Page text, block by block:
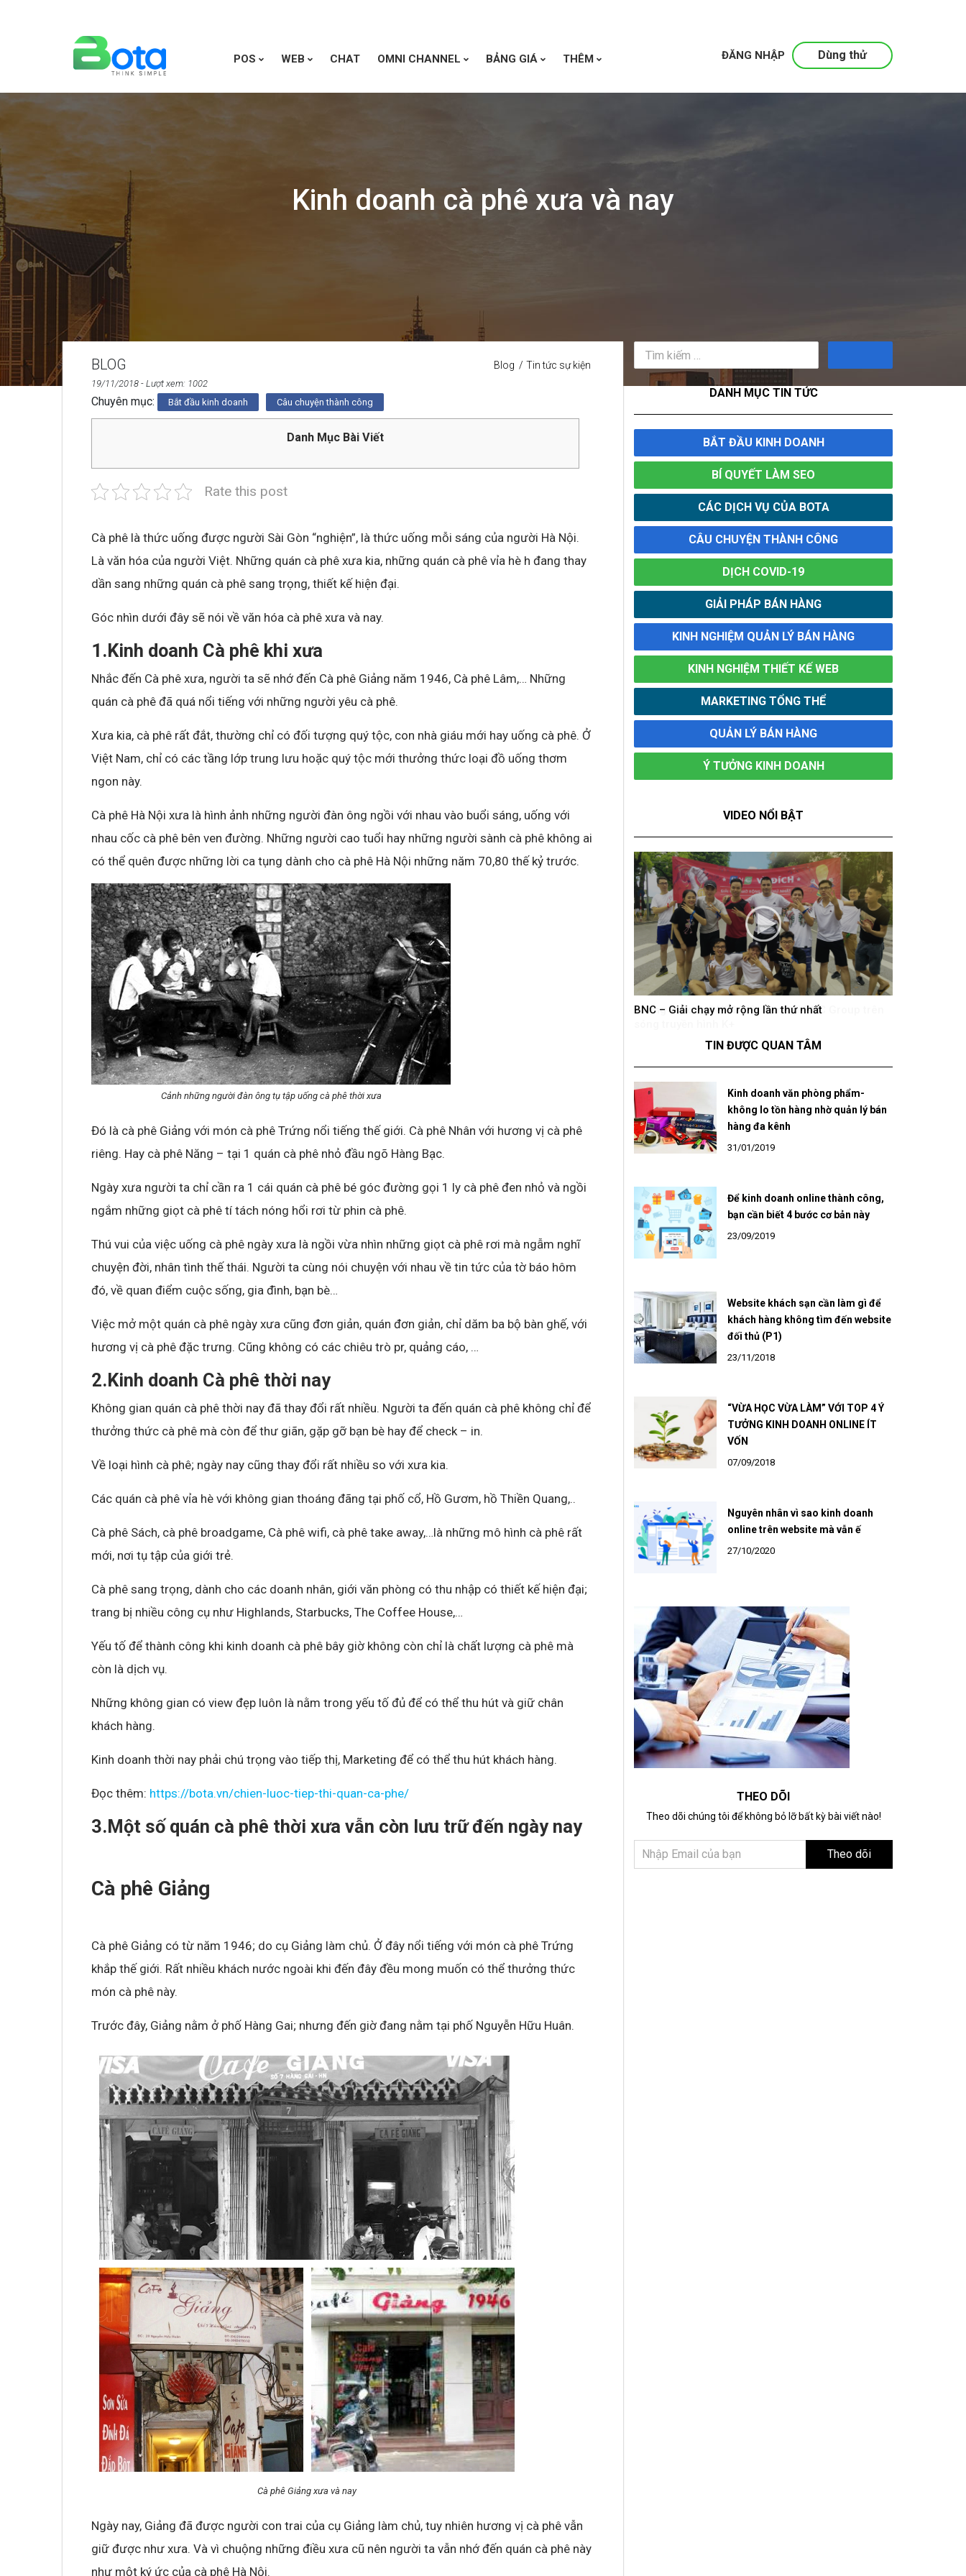
POS WEB CHAT OMNI CHANNEL BẢNG GIÁ THÊM Dùng thử
ĐĂNG NHẬP
Kinh doanh cà phê xưa và nay
BLOG Blog Tin tức sự kiện
19/11/2018 - Lượt xem: 1002
Chuyên mục: Bắt đầu kinh doanh Câu chuyện thành công
Danh Mục Bài Viết
Rate this post
Cà phê là thức uống được người Sài Gòn “nghiện”, là thức uống mỗi sáng của người Hà Nội.
Là văn hóa của người Việt. Những quán cà phê xưa kia, những quán cà phê vỉa hè h đang thay
dần sang những quán cà phê sang trọng, thiết kế hiện đại.
Góc nhìn dưới đây sẽ nói về văn hóa cà phê xưa và nay.
1.Kinh doanh Cà phê khi xưa
Nhắc đến Cà phê xưa, người ta sẽ nhớ đến Cà phê Giảng năm 1946, Cà phê Lâm,… Những
quán cà phê đã quá nổi tiếng với những người yêu cà phê.
Xưa kia, cà phê rất đắt, thường chỉ có đối tượng quý tộc, con nhà giáu mới hay uống cà phê. Ở
Việt Nam, chỉ có các tầng lớp trung lưu hoặc quý tộc mới thưởng thức loại đồ uống thơm
ngon này.
Cà phê Hà Nội xưa là hình ảnh những người đàn ông ngồi với nhau vào buổi sáng, uống với
nhau cốc cà phê bên ven đường. Những người cao tuổi hay những người sành cà phê không ai
có thể quên được những lời ca tụng dành cho cà phê Hà Nội những năm 70,80 thế kỷ trước.
Cảnh những người đàn ông tụ tập uống cà phê thời xưa
Đó là cà phê Giảng với món cà phê Trứng nổi tiếng thế giới. Cà phê Nhân với hương vị cà phê
riêng. Hay cà phê Năng – tại 1 quán cà phê nhỏ đầu ngõ Hàng Bạc.
Ngày xưa người ta chỉ cần ra 1 cái quán cà phê bé góc đường gọi 1 ly cà phê đen nhỏ và ngồi
ngắm những giọt cà phê tí tách nóng hổi rơi từ phin cà phê.
Thú vui của việc uống cà phê ngày xưa là ngồi vừa nhìn những giọt cà phê rơi mà ngẫm nghĩ
chuyện đời, nhân tình thế thái. Người ta cùng nói chuyện với nhau về tin tức của tờ báo hôm
đó, về quan điểm cuộc sống, gia đình, bạn bè…
Việc mở một quán cà phê ngày xưa cũng đơn giản, quán đơn giản, chỉ dăm ba bộ bàn ghế, với
hương vị cà phê đặc trưng. Cũng không có các chiêu trò pr, quảng cáo, …
2.Kinh doanh Cà phê thời nay
Không gian quán cà phê thời nay đã thay đổi rất nhiều. Người ta đến quán cà phê không chỉ để
thưởng thức cà phê mà còn để thư giãn, gặp gỡ bạn bè hay để check – in.
Về loại hình cà phê; ngày nay cũng thay đổi rất nhiều so với xưa kia.
Các quán cà phê vỉa hè với không gian thoáng đãng tại phố cổ, Hồ Gươm, hồ Thiền Quang,..
Cà phê Sách, cà phê broadgame, Cà phê wifi, cà phê take away,…là những mô hình cà phê rất
mới, nơi tụ tập của giới trẻ.
Cà phê sang trọng, dành cho các doanh nhân, giới văn phòng có thu nhập có thiết kế hiện đại;
trang bị nhiều công cụ như Highlands, Starbucks, The Coffee House,…
Yếu tố để thành công khi kinh doanh cà phê bây giờ không còn chỉ là chất lượng cà phê mà
còn là dịch vụ.
Những không gian có view đẹp luôn là nằm trong yếu tố đủ để có thể thu hút và giữ chân
khách hàng.
Kinh doanh thời nay phải chú trọng vào tiếp thị, Marketing để có thể thu hút khách hàng.
Đọc thêm: https://bota.vn/chien-luoc-tiep-thi-quan-ca-phe/
3.Một số quán cà phê thời xưa vẫn còn lưu trữ đến ngày nay
Cà phê Giảng
Cà phê Giảng có từ năm 1946; do cụ Giảng làm chủ. Ở đây nổi tiếng với món cà phê Trứng
khắp thế giới. Rất nhiều khách nước ngoài khi đến đây đều mong muốn có thể thưởng thức
món cà phê này.
Trước đây, Giảng nằm ở phố Hàng Gai; nhưng đến giờ đang nằm tại phố Nguyễn Hữu Huân.
Cà phê Giảng xưa và nay
Ngày nay, Giảng đã được người con trai của cụ Giảng làm chủ, tuy nhiên hương vị cà phê vẫn
giữ được như xưa. Và vì chuộng những điều xưa cũ nên người ta vẫn nhớ đến quán cà phê này
như một ký ức của cà phê Hà Nội.
DANH MỤC TIN TỨC
BẮT ĐẦU KINH DOANH
BÍ QUYẾT LÀM SEO
CÁC DỊCH VỤ CỦA BOTA
CÂU CHUYỆN THÀNH CÔNG
DỊCH COVID-19
GIẢI PHÁP BÁN HÀNG
KINH NGHIỆM QUẢN LÝ BÁN HÀNG
KINH NGHIỆM THIẾT KẾ WEB
MARKETING TỔNG THỂ
QUẢN LÝ BÁN HÀNG
Ý TƯỞNG KINH DOANH
VIDEO NỔI BẬT
Không khí cổ vũ U23 Việt Nam tại BNC Group trên
sóng truyền hình K+
BNC – Giải chạy mở rộng lần thứ nhất
Không khí cổ vũ U23 Việt Nam tại BNC Group trên
Kinh doanh văn phòng phẩm-
không lo tồn hàng nhờ quản lý bán
Để kinh doanh online thành công,
Website khách sạn cần làm gì để
khách hàng không tìm đến website
“VỪA HỌC VỪA LÀM” VỚI TOP 4 Ý
TƯỞNG KINH DOANH ONLINE ÍT
Nguyên nhân vì sao kinh doanh
THEO DÕI
Theo dõi